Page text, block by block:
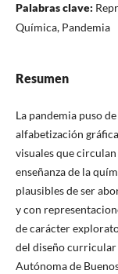
Palabras clave:
Química, Pandemia
Resumen
La pandemia puso
alfabetización
visuales que
enseñanza de la
plausibles de ser
y con
de carácter
del diseño curricular
Autónoma de